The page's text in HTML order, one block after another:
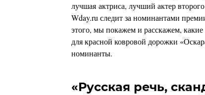
лучшая актриса, лучший актер
Wday.ru следит за номинантами
этого, мы покажем и расскажем,
для красной ковровой дорожки
номинанты.
«Русская речь,